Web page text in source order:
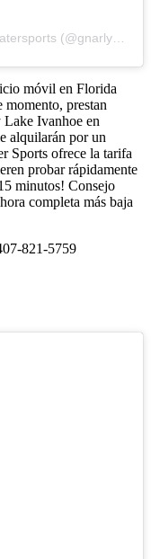
móvil en Florida
momento, prestan
Ivanhoe en
alquilarán por un
Sports ofrece la tarifa
probar rápidamente
minutos! Consejo
completa más baja
821-5759